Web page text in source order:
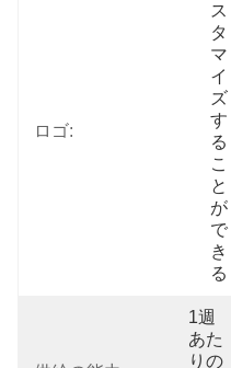
ロゴ:
ス
タ
マ
イ
ズ
す
る
こ
と
が
で
き
る
1週
あた
りの